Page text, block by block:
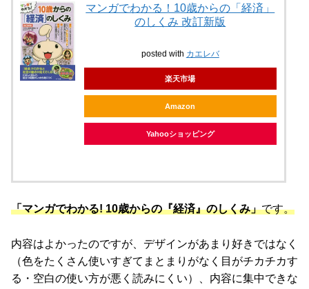
マンガでわかる！10歳からの「経済」
のしくみ 改訂新版
posted with カエレバ
楽天市場
Amazon
Yahooショッピング
「マンガでわかる! 10歳からの『経済』のしくみ」です。
内容はよかったのですが、デザインがあまり好きではなく
（色をたくさん使いすぎてまとまりがなく目がチカチカす
る・空白の使い方が悪く読みにくい）、内容に集中できな